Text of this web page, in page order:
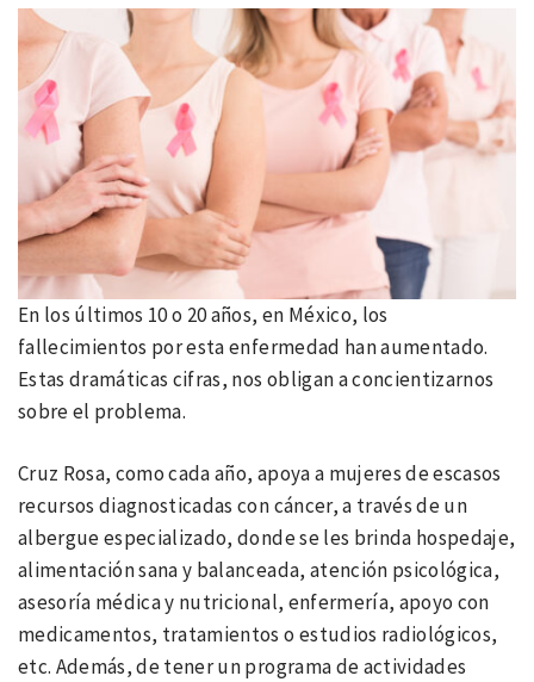
En los últimos 10 o 20 años, en México, los
fallecimientos por esta enfermedad han aumentado.
Estas dramáticas cifras, nos obligan a concientizarnos
sobre el problema.
Cruz Rosa, como cada año, apoya a mujeres de escasos
recursos diagnosticadas con cáncer, a través de un
albergue especializado, donde se les brinda hospedaje,
alimentación sana y balanceada, atención psicológica,
asesoría médica y nutricional, enfermería, apoyo con
medicamentos, tratamientos o estudios radiológicos,
etc. Además, de tener un programa de actividades